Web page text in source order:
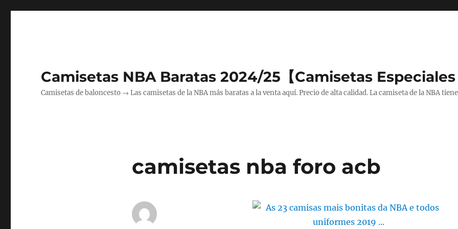
Camisetas NBA Baratas 2024/25【Camisetas
Camisetas de baloncesto → Las camisetas de la NBA más baratas a la venta aquí. Precio de alta calidad. La camiseta de la NBA
camisetas nba foro acb